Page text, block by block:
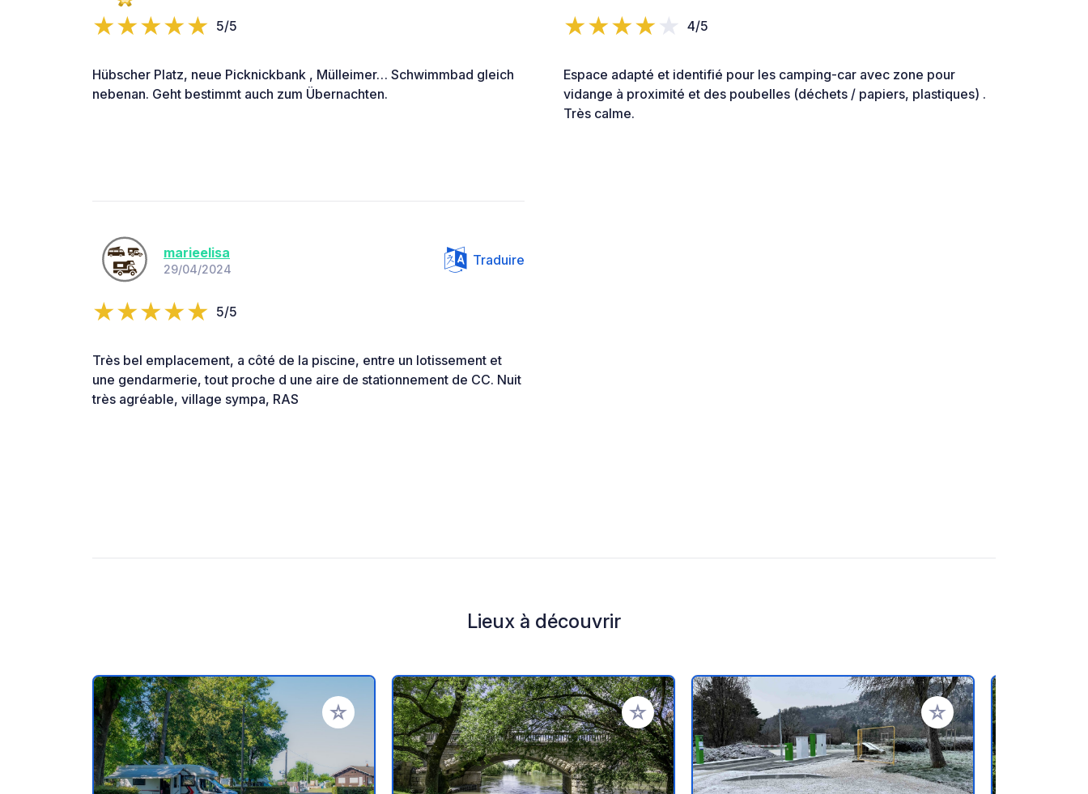
5/5
Hübscher Platz, neue Picknickbank , Mülleimer… Schwimmbad gleich
nebenan. Geht bestimmt auch zum Übernachten.
4/5
Espace adapté et identifié pour les camping-car avec zone pour
vidange à proximité et des poubelles (déchets / papiers, plastiques) .
Très calme.
marieelisa
29/04/2024
Traduire
5/5
Très bel emplacement, a côté de la piscine, entre un lotissement et
une gendarmerie, tout proche d une aire de stationnement de CC. Nuit
très agréable, village sympa, RAS
Lieux à découvrir
Ajouter à vos favoris Ajouter à vos favoris Ajouter à vos favoris